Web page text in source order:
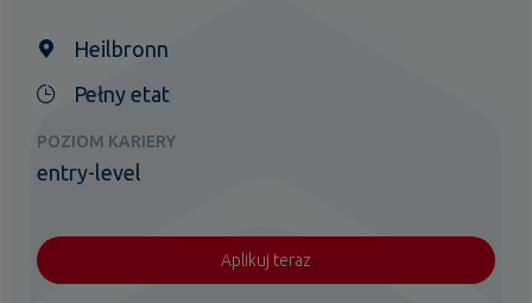
Heilbronn
Pełny etat
POZIOM KARIERY
entry-level
Aplikuj teraz